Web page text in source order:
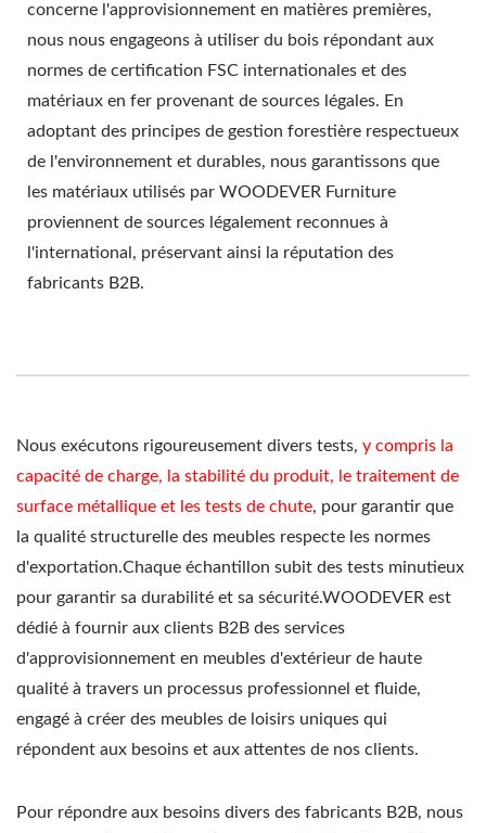
concerne l'approvisionnement en matières premières,
nous nous engageons à utiliser du bois répondant aux
normes de certification FSC internationales et des
matériaux en fer provenant de sources légales. En
adoptant des principes de gestion forestière respectueux
de l'environnement et durables, nous garantissons que
les matériaux utilisés par WOODEVER Furniture
proviennent de sources légalement reconnues à
l'international, préservant ainsi la réputation des
fabricants B2B.
Nous exécutons rigoureusement divers tests, y compris la
capacité de charge, la stabilité du produit, le traitement de
surface métallique et les tests de chute, pour garantir que
la qualité structurelle des meubles respecte les normes
d'exportation.Chaque échantillon subit des tests minutieux
pour garantir sa durabilité et sa sécurité.WOODEVER est
dédié à fournir aux clients B2B des services
d'approvisionnement en meubles d'extérieur de haute
qualité à travers un processus professionnel et fluide,
engagé à créer des meubles de loisirs uniques qui
répondent aux besoins et aux attentes de nos clients.
Pour répondre aux besoins divers des fabricants B2B, nous